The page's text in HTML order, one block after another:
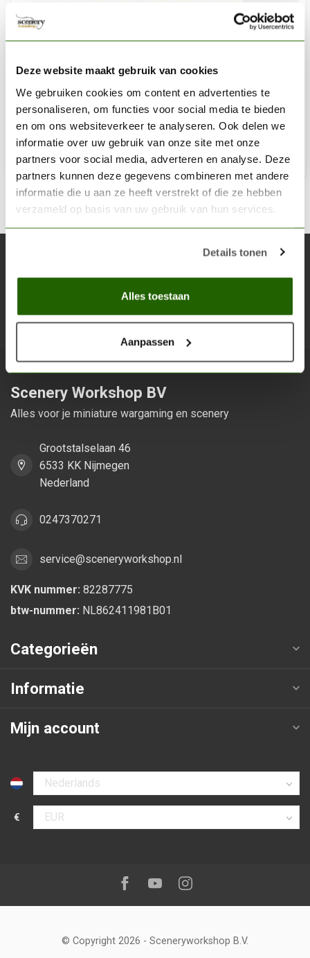
Deze website maakt gebruik van cookies
We gebruiken cookies om content en advertenties te
personaliseren, om functies voor social media te bieden
en om ons websiteverkeer te analyseren. Ook delen we
informatie over uw gebruik van onze site met onze
partners voor social media, adverteren en analyse. Deze
partners kunnen deze gegevens combineren met andere
informatie die u aan ze heeft verstrekt of die ze hebben
verzameld op basis van uw gebruik van hun services.
Details tonen
Alles toestaan
Aanpassen
Margrieten - HO 1207
€8,49 €6,37
Op voorraad
Blijf op de hoogte over onze laatste acties
Scenery Workshop BV
Alles voor je miniature wargaming en scenery
Grootstalselaan 46
6533 KK Nijmegen
Nederland
0247370271
service@sceneryworkshop.nl
KVK nummer: 82287775
btw-nummer: NL862411981B01
Categorieën
Informatie
Mijn account
Selecteer taal
€
Selecteer valuta
Volg ons op:Facebook
YoutubeInstagram
© Copyright 2026 - Sceneryworkshop B.V.